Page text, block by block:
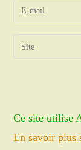
Enter
address
Saisir
(facultatif)
Ce site utilise
En savoir plus